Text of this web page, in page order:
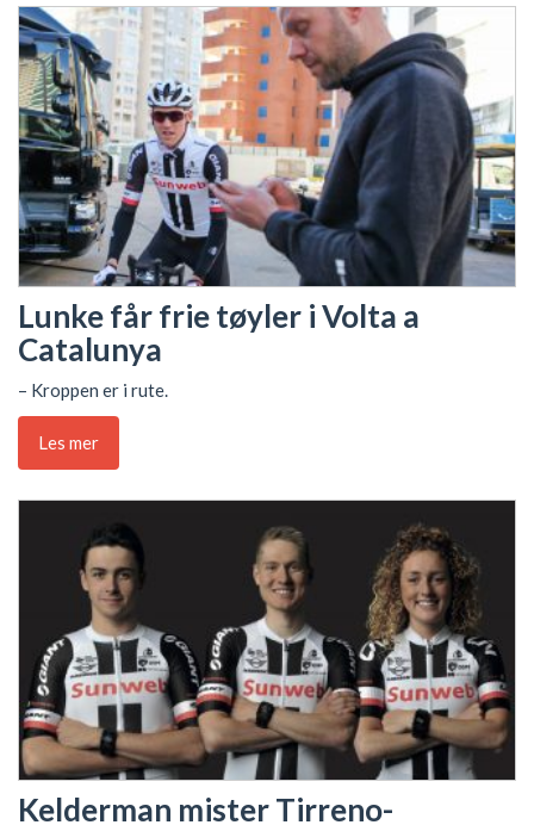
Lunke får frie tøyler i Volta a
Catalunya
– Kroppen er i rute.
Les mer
Kelderman mister Tirreno-